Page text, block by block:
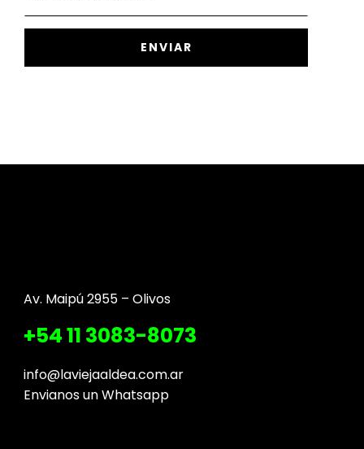
Av. Maipú 2955 – Olivos
+54 11 3083-8073
info@laviejaaldea.com.ar
Envianos un Whatsapp